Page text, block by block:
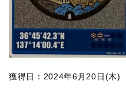
獲得日：2024年6月20日(木)